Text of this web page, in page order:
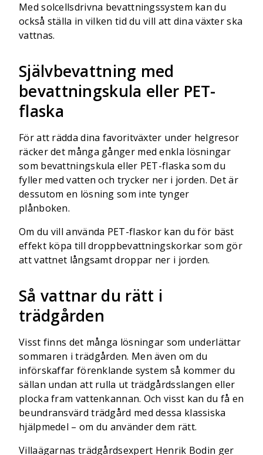
Med solcellsdrivna bevattningssystem kan du
också ställa in vilken tid du vill att dina växter ska
vattnas.
Självbevattning med
bevattningskula eller PET-
flaska
För att rädda dina favoritväxter under helgresor
räcker det många gånger med enkla lösningar
som bevattningskula eller PET-flaska som du
fyller med vatten och trycker ner i jorden. Det är
dessutom en lösning som inte tynger
plånboken.
Om du vill använda PET-flaskor kan du för bäst
effekt köpa till droppbevattningskorkar som gör
att vattnet långsamt droppar ner i jorden.
Så vattnar du rätt i
trädgården
Visst finns det många lösningar som underlättar
sommaren i trädgården. Men även om du
införskaffar förenklande system så kommer du
sällan undan att rulla ut trädgårdsslangen eller
plocka fram vattenkannan. Och visst kan du få en
beundransvärd trädgård med dessa klassiska
hjälpmedel – om du använder dem rätt.
Villaägarnas trädgårdsexpert Henrik Bodin ger